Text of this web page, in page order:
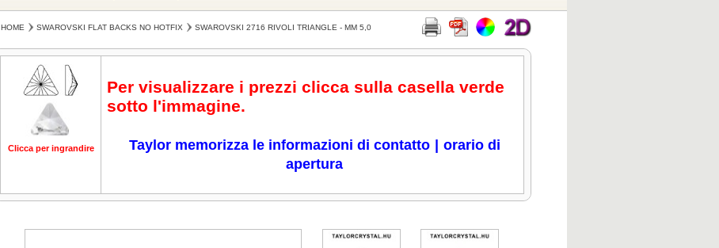
HOME SWAROVSKI FLAT BACKS NO HOTFIX SWAROVSKI 2716 RIVOLI TRIANGLE - MM 5,0
Clicca per ingrandire Clicca per ingrandireClicca per ingrandire Clicca per ingrandire
Per visualizzare i prezzi clicca sulla casella verde
sotto l'immagine.
Taylor memorizza le informazioni di contatto
orario di
apertura